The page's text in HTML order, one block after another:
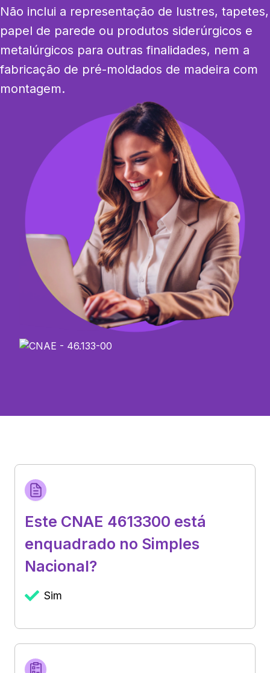
Não inclui a representação de lustres, tapetes,
papel de parede ou produtos siderúrgicos e
metalúrgicos para outras finalidades, nem a
fabricação de pré-moldados de madeira com
montagem.
Este CNAE 4613300 está
enquadrado no Simples
Nacional?
Sim